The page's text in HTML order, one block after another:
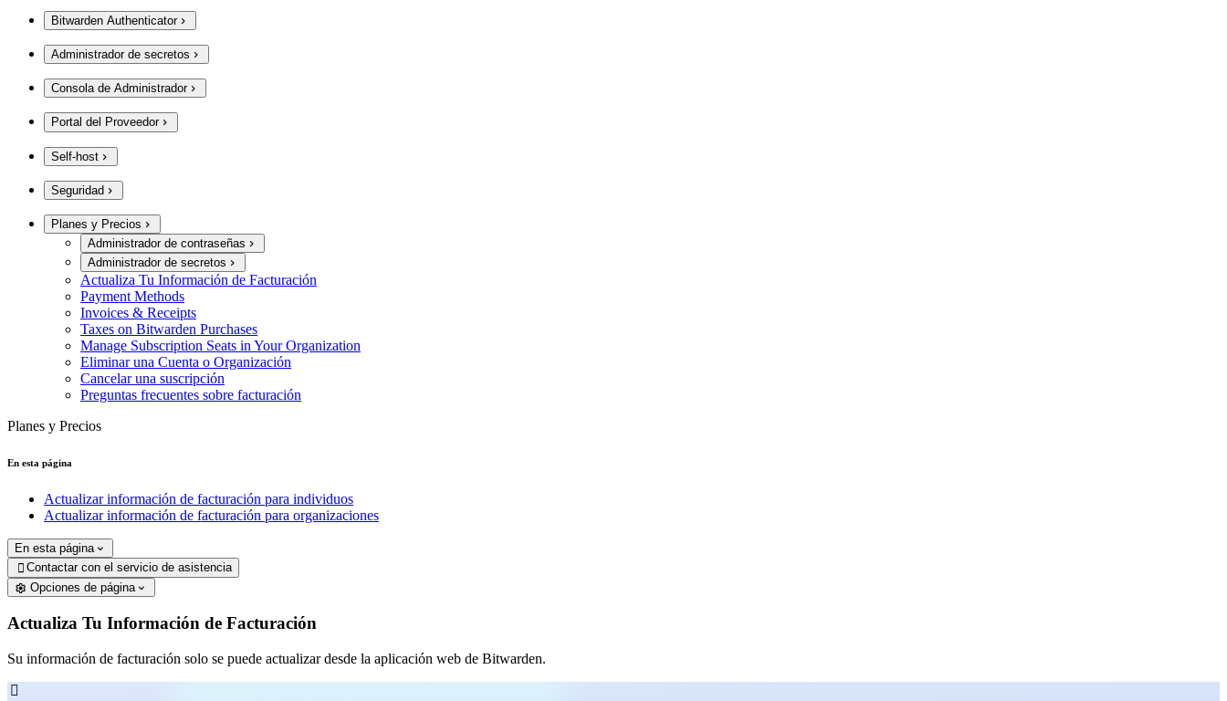
Bitwarden Authenticator
Administrador de secretos
Consola de Administrador
Portal del Proveedor
Self-host
Seguridad
Planes y Precios
Administrador de contraseñas
Administrador de secretos
Actualiza Tu Información de Facturación
Payment Methods
Invoices & Receipts
Taxes on Bitwarden Purchases
Manage Subscription Seats in Your Organization
Eliminar una Cuenta o Organización
Cancelar una suscripción
Preguntas frecuentes sobre facturación
Planes y Precios
En esta página
Actualizar información de facturación para individuos
Actualizar información de facturación para organizaciones
En esta página
 Contactar con el servicio de asistencia
Opciones de página
Actualiza Tu Información de Facturación
Su información de facturación solo se puede actualizar desde la aplicación web de Bitwarden.
